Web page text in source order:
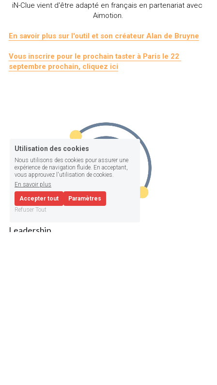
iN-Clue vient d'être adapté en français en partenariat avec
Aimotion.
En savoir plus sur l'outil et son créateur Alan de Bruyne
Vous inscrire pour le prochain taster à Paris le 22
septembre prochain, cliquez ici
Leadership
Utilisation des cookies
Nous utilisons des cookies pour assurer une
expérience de navigation fluide. En acceptant,
vous approuvez l'utilisation de cookies.
En savoir plus
Accepter tout
Paramètres
Refuser Tout